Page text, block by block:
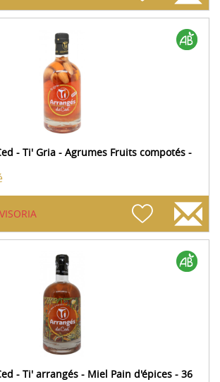
- Ti' Gria - Agrumes Fruits compotés -
- Ti' arrangés - Miel Pain d'épices - 36